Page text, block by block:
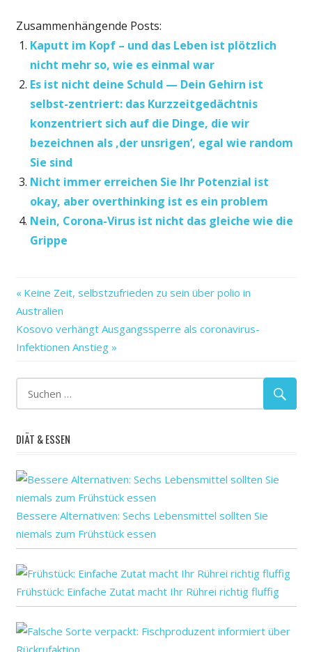
Zusammenhängende Posts:
Kaputt im Kopf – und das Leben ist plötzlich
nicht mehr so, wie es einmal war
Es ist nicht deine Schuld — Dein Gehirn ist
selbst-zentriert: das Kurzzeitgedächtnis
konzentriert sich auf die Dinge, die wir
bezeichnen als ‚der unsrigen‘, egal wie random
Sie sind
Nicht immer erreichen Sie Ihr Potenzial ist
okay, aber overthinking ist es ein problem
Nein, Corona-Virus ist nicht das gleiche wie die
Grippe
Gefühl
Hier
ist
können
mehr
QA:
Sie
Stoppen
stress
Beitragsnavigation
Vorheriger
Beitrag:
Keine Zeit, selbstzufrieden zu sein über polio in
Australien
Nächster
Beitrag:
Kosovo verhängt Ausgangssperre als coronavirus-
Infektionen Anstieg
DIÄT & ESSEN
Bessere Alternativen: Sechs Lebensmittel sollten Sie
niemals zum Frühstück essen
Frühstück: Einfache Zutat macht Ihr Rührei richtig fluffig